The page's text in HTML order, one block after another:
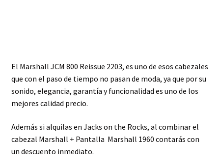
El Marshall JCM 800 Reissue 2203, es uno de esos cabezales
que con el paso de tiempo no pasan de moda, ya que por su
sonido, elegancia, garantía y funcionalidad es uno de los
mejores calidad precio.
Además si alquilas en Jacks on the Rocks, al combinar el
cabezal Marshall + Pantalla Marshall 1960 contarás con
un descuento inmediato.